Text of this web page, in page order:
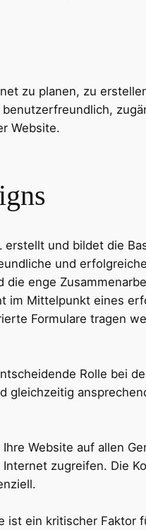
zu planen, zu
Website.
und bildet die
und
enge
im Mittelpunkt eines
Formulare tragen
Rolle bei
Website auf allen
zugreifen. Die
ein kritischer